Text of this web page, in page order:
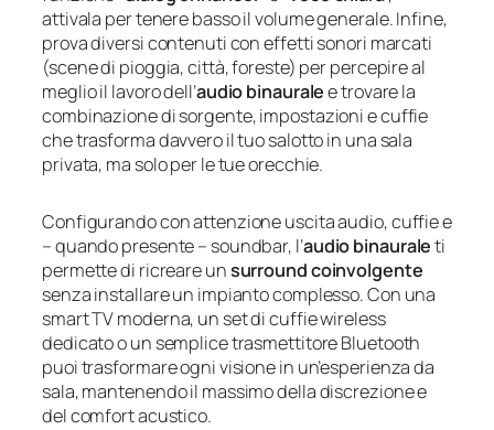
attivala per tenere basso il volume generale. Infine,
prova diversi contenuti con effetti sonori marcati
(scene di pioggia, città, foreste) per percepire al
meglio il lavoro dell’audio binauralee trovare la
combinazione di sorgente, impostazioni e cuffie
che trasforma davvero il tuo salotto in una sala
privata, ma solo per le tue orecchie.
Configurando con attenzione uscita audio, cuffie e
– quando presente – soundbar, l’audio binauraleti
permette di ricreare unsurround coinvolgente
senza installare un impianto complesso. Con una
smart TV moderna, un set di cuffie wireless
dedicato o un semplice trasmettitore Bluetooth
puoi trasformare ogni visione in un’esperienza da
sala, mantenendo il massimo della discrezione e
del comfort acustico.